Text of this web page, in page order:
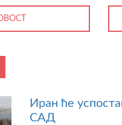
Иран ће
САД